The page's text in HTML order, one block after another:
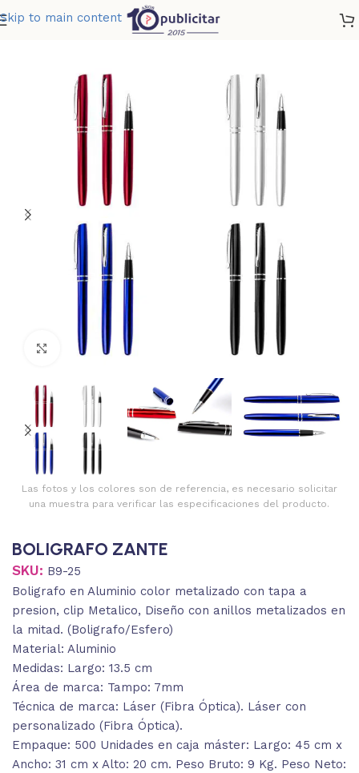
Skip to main content
BOLIGRAFO ZANTE
Clic para ampliar
Las fotos y los colores son de referencia, es necesario solicitar
una muestra para verificar las especificaciones del producto.
BOLIGRAFO ZANTE
SKU: B9-25
Boligrafo en Aluminio color metalizado con tapa a
presion, clip Metalico, Diseño con anillos metalizados en
la mitad. (Boligrafo/Esfero)
Material: Aluminio
Medidas: Largo: 13.5 cm
Área de marca: Tampo: 7mm
Técnica de marca: Láser (Fibra Óptica). Láser con
personalizado (Fibra Óptica).
Empaque: 500 Unidades en caja máster: Largo: 45 cm x
Ancho: 31 cm x Alto: 20 cm. Peso Bruto: 9 Kg. Peso Neto: